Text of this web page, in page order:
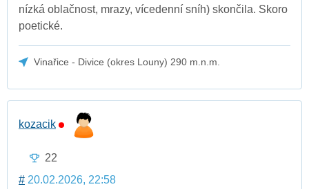
nízká oblačnost, mrazy, vícedenní sníh) skončila. Skoro
poetické.
Vinařice - Divice (okres Louny) 290 m.n.m.
kozacik
22
# 20.02.2026, 22:58